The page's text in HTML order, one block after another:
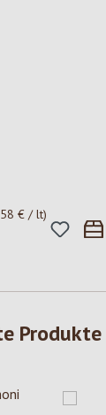
€ / lt)
Produkte